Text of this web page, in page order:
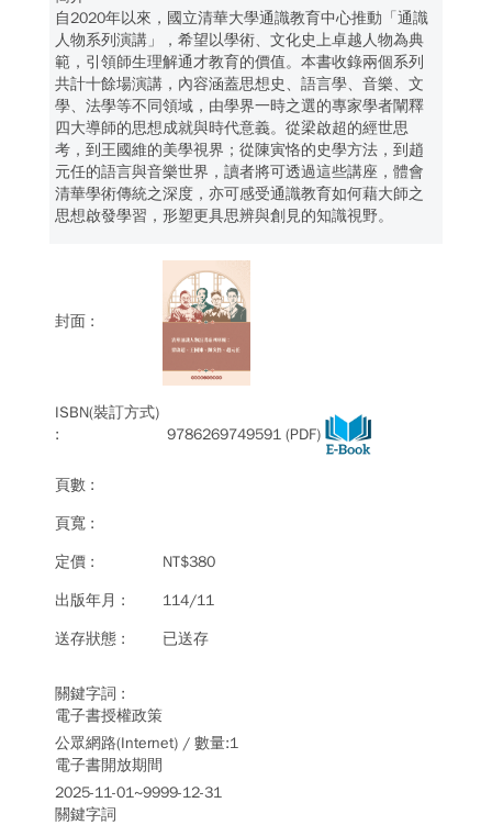
自2020年以來，國立清華大學通識教育中心推動「通識
人物系列演講」，希望以學術、文化史上卓越人物為典
範，引領師生理解通才教育的價值。本書收錄兩個系列
共計十餘場演講，內容涵蓋思想史、語言學、音樂、文
學、法學等不同領域，由學界一時之選的專家學者闡釋
四大導師的思想成就與時代意義。從梁啟超的經世思
考，到王國維的美學視界；從陳寅恪的史學方法，到趙
元任的語言與音樂世界，讀者將可透過這些講座，體會
清華學術傳統之深度，亦可感受通識教育如何藉大師之
思想啟發學習，形塑更具思辨與創見的知識視野。
9786269749591 (PDF)
NT$380
114/11
已送存
電子書授權政策
公眾網路(Internet) / 數量:1
電子書開放期間
2025-11-01~9999-12-31
關鍵字詞